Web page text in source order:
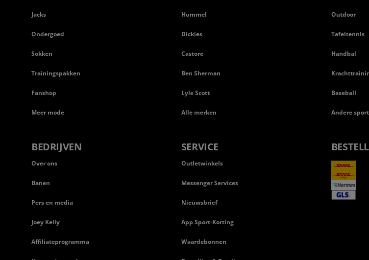
Jacks
Ondergoed
Sokken
Trainingspakken
Fanshop
Meer mode
Hummel
Dickies
Castore
Ben Sherman
Lyle Scott
Alle merken
Outdoor
Tafeltennis
Handbal
Baseball
Andere
BEDRIJVEN
Over ons
Banen
Pers en media
Joey Kelly
Affiliateprogramma
SERVICE
Outletwinkels
Messenger Services
Nieuwsbrief
App Sport-Korting
Waardebonnen